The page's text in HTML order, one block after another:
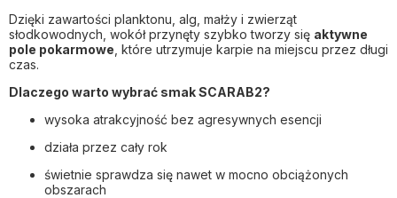
Dzięki zawartości planktonu, alg, małży i zwierząt
słodkowodnych, wokół przynęty szybko tworzy się aktywne
pole pokarmowe , które utrzymuje karpie na miejscu przez długi
czas.
Dlaczego warto wybrać smak SCARAB2?
wysoka atrakcyjność bez agresywnych esencji
działa przez cały rok
świetnie sprawdza się nawet w mocno obciążonych
obszarach